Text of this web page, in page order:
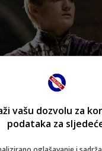
vašu dozvolu za
podataka za